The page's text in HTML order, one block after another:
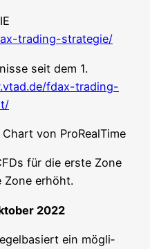
trading-strategie/
seit dem 1.
fdax-trading-
von ProRealTime
für die ers­te Zone
Zone erhöht.
2022
ein mög­li­